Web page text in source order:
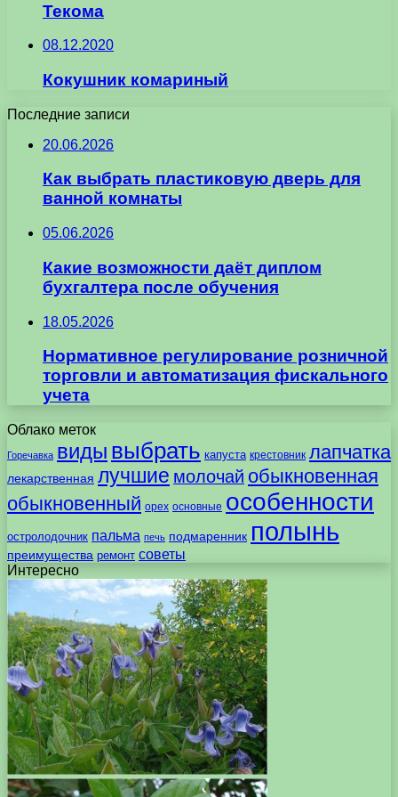
Текома
08.12.2020
Кокушник комариный
Последние записи
20.06.2026
Как выбрать пластиковую дверь для
ванной комнаты
05.06.2026
Какие возможности даёт диплом
бухгалтера после обучения
18.05.2026
Нормативное регулирование розничной
торговли и автоматизация фискального
учета
Облако меток
Горечавка виды выбрать капуста крестовник лапчатка
лекарственная лучшие молочай обыкновенная
обыкновенный орех основные особенности
остролодочник пальма печь подмаренник полынь
преимущества ремонт советы
Интересно